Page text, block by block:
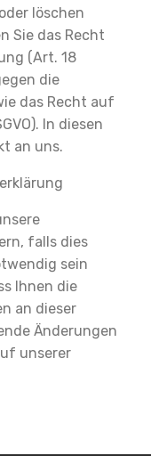
löschen
Sie das Recht
(Art. 18
die
das Recht auf
In diesen
an uns.
falls dies
sein
Ihnen die
an dieser
Änderungen
unserer